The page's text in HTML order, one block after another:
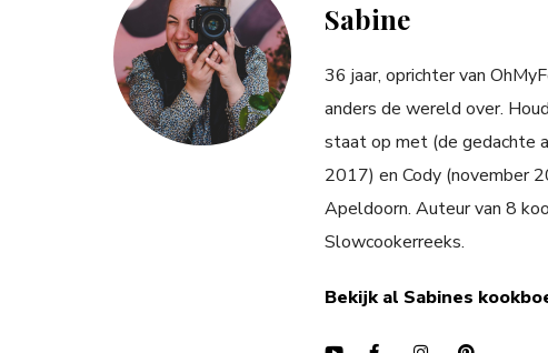
Sabine
36 jaar, oprichter van
anders de wereld over.
staat op met (de gedachte
2017) en Cody (november
Apeldoorn. Auteur van 8
Slowcookerreeks.
Bekijk al Sabines